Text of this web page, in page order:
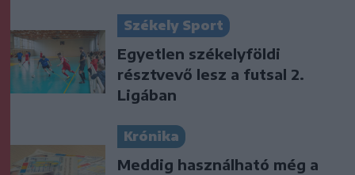
Székely Sport
Egyetlen székelyföldi
résztvevő lesz a futsal 2.
Ligában
Krónika
Meddig használható még a